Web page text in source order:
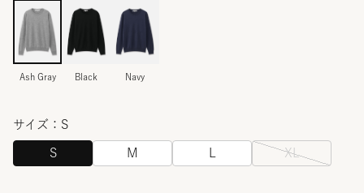
Ash Gray Black Navy
サイズ：S
S M XL